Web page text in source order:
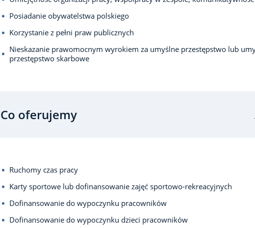
Posiadanie obywatelstwa polskiego
Korzystanie z pełni praw publicznych
Nieskazanie prawomocnym wyrokiem za umyślne przestępstwo lub
przestępstwo skarbowe
Co oferujemy
Ruchomy czas pracy
Karty sportowe lub dofinansowanie zajęć sportowo-rekreacyjnych
Dofinansowanie do wypoczynku pracowników
Dofinansowanie do wypoczynku dzieci pracowników